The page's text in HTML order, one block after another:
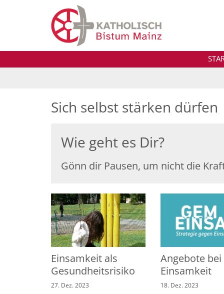
Sich selbst stärken dürfen
Wie geht es Dir?
Gönn dir Pausen, um nicht die
Einsamkeit als
Gesundheitsrisiko
27. Dez. 2023
Angebote bei
Einsamkeit
18. Dez. 2023